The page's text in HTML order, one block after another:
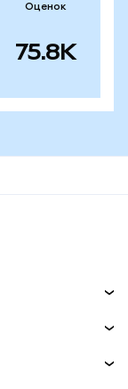
Оценок
75.8K